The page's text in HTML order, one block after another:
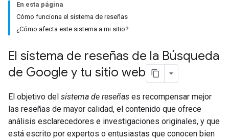
En esta página
Cómo funciona el sistema de reseñas
¿Cómo afecta este sistema a mi sitio?
El sistema de reseñas de la Búsqueda
de Google y tu sitio web
El objetivo del sistema de reseñas es recompensar mejor
las reseñas de mayor calidad, el contenido que ofrece
análisis esclarecedores e investigaciones originales, y que
está escrito por expertos o entusiastas que conocen bien